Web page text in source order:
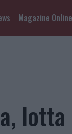
Magazine Online